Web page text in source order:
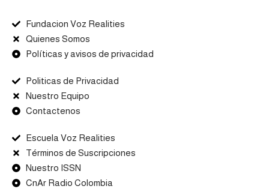
Fundacion Voz Realities
Quienes Somos
Políticas y avisos de privacidad
Politicas de Privacidad
Nuestro Equipo
Contactenos
Escuela Voz Realities
Términos de Suscripciones
Nuestro ISSN
CnAr Radio Colombia